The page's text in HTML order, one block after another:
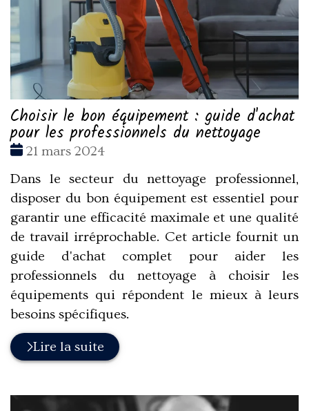
Choisir le bon équipement : guide d'achat
pour les professionnels du nettoyage
Date
21 mars 2024
Dans le secteur du nettoyage professionnel,
disposer du bon équipement est essentiel pour
garantir une efficacité maximale et une qualité
de travail irréprochable. Cet article fournit un
guide d'achat complet pour aider les
professionnels du nettoyage à choisir les
équipements qui répondent le mieux à leurs
besoins spécifiques.
Lire la suite